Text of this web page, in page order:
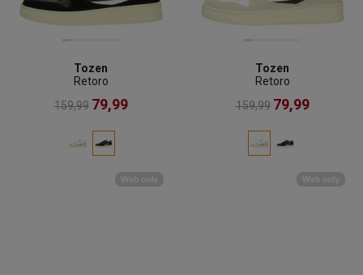
Tozen
Retoro
159,99 79,99
Tozen
Retoro
159,99 79,99